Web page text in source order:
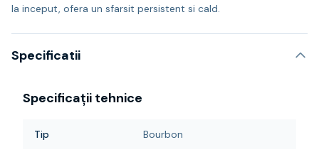
la inceput, ofera un sfarsit persistent si cald.
Specificatii
Specificații tehnice
Tip Bourbon